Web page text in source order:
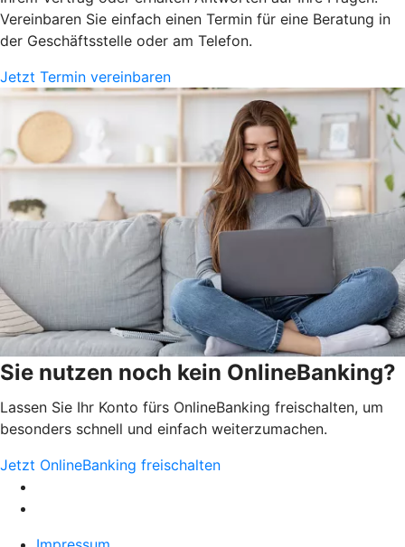
Vereinbaren Sie einfach einen Termin für eine Beratung in
der Geschäftsstelle oder am Telefon.
Jetzt Termin vereinbaren
Sie nutzen noch kein OnlineBanking?
Lassen Sie Ihr Konto fürs OnlineBanking freischalten, um
besonders schnell und einfach weiterzumachen.
Jetzt OnlineBanking freischalten